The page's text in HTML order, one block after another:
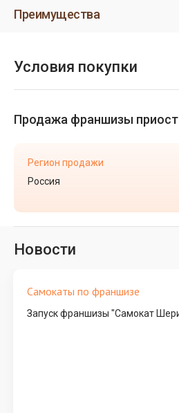
Преимущества
Условия покупки
Продажа франшизы
Регион продажи
Россия
Новости
Самокаты по франшизе
Запуск франшизы "Самокат